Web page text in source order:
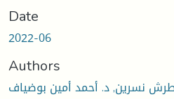
Date
2022-06
Authors
نسرين, د. أحمد أمين بوضياف